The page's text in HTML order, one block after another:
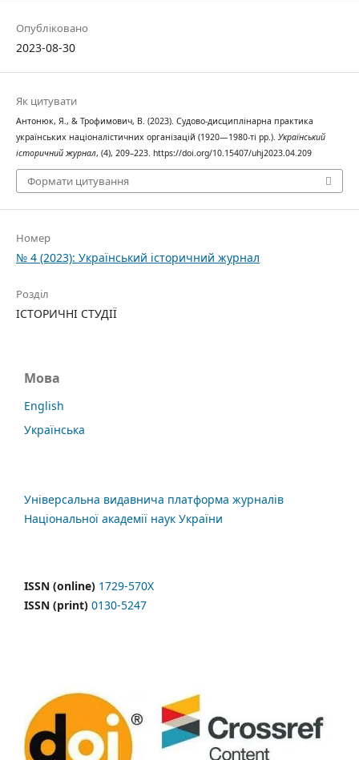
Опубліковано
2023-08-30
Як цитувати
Антонюк, Я., & Трофимович, В. (2023). Судово-дисциплінарна практика
українських націоналістичних організацій (1920—1980-ті рр.). Український
історичний журнал, (4), 209–223. https://doi.org/10.15407/uhj2023.04.209
Формати цитування
Номер
№ 4 (2023): Український історичний журнал
Розділ
ІСТОРИЧНІ СТУДІЇ
Мова
English
Українська
Універсальна видавнича платформа журналів
Національної академії наук України
ISSN (online) 1729-570X
ISSN (print) 0130-5247